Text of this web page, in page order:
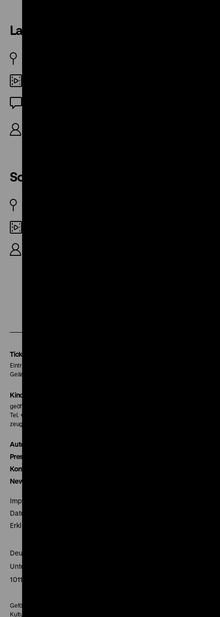
La Paresse
Son Chant
Tickets
Eintritt 5 €
Geänderte Preise sind im Programm vermerkt.
Kinokasse
geöffnet 30 Minuten vor Beginn der ersten Vorstellung
Tel. + 49 30 20304-770
zeughauskino@dhm.de
Autor*innen
Presse
Kontakt
Newsletter
Impressum
Datenschutz
Erklärung digitale Barrierefreiheit
Deutsches Historisches Museum
Unter den Linden 2
10117 Berlin
Gefördert mit Mitteln des Beauftragten der Bundesregierung für
Kultur und Medien